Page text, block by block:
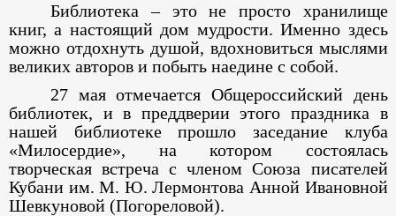
Библиотека – это не просто хранилище
книг, а настоящий дом мудрости. Именно здесь
можно отдохнуть душой, вдохновиться мыслями
великих авторов и побыть наедине с собой.
27 мая отмечается Общероссийский день
библиотек, и в преддверии этого праздника в
нашей библиотеке прошло заседание клуба
«Милосердие», на котором состоялась
творческая встреча с членом Союза писателей
Кубани им. М. Ю. Лермонтова Анной Ивановной
Шевкуновой (Погореловой).